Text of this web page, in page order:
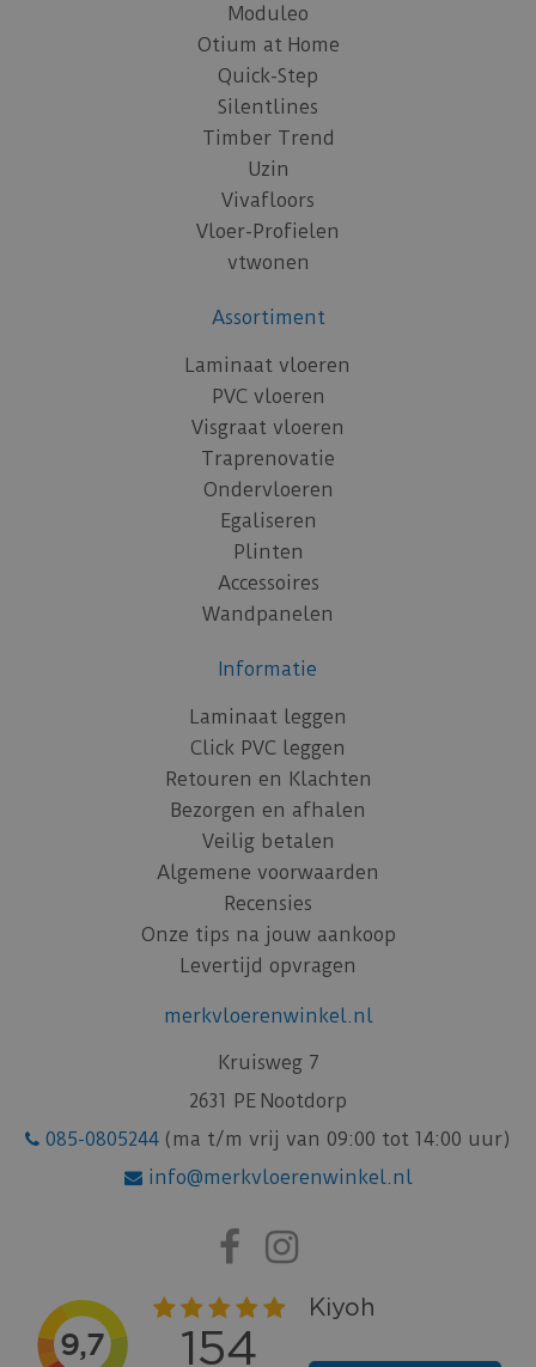
Moduleo
Otium at Home
Quick-Step
Silentlines
Timber Trend
Uzin
Vivafloors
Vloer-Profielen
vtwonen
Assortiment
Laminaat vloeren
PVC vloeren
Visgraat vloeren
Traprenovatie
Ondervloeren
Egaliseren
Plinten
Accessoires
Wandpanelen
Informatie
Laminaat leggen
Click PVC leggen
Retouren en Klachten
Bezorgen en afhalen
Veilig betalen
Algemene voorwaarden
Recensies
Onze tips na jouw aankoop
Levertijd opvragen
merkvloerenwinkel.nl
Kruisweg 7
2631 PE Nootdorp
085-0805244 (ma t/m vrij van 09:00 tot 14:00 uur)
info@merkvloerenwinkel.nl